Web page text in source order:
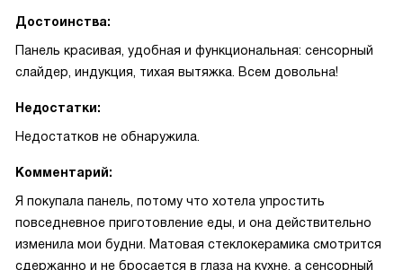
Достоинства:
Панель красивая, удобная и функциональная: сенсорный
слайдер, индукция, тихая вытяжка. Всем довольна!
Недостатки:
Недостатков не обнаружила.
Комментарий:
Я покупала панель, потому что хотела упростить
повседневное приготовление еды, и она действительно
изменила мои будни. Матовая стеклокерамика смотрится
сдержанно и не бросается в глаза на кухне, а сенсорный